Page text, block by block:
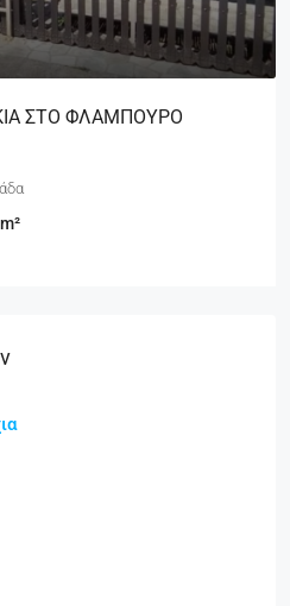
ΣΤΟ ΦΛΑΜΠΟΥΡΟ